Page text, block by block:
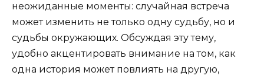
неожиданные моменты: случайная встреча
может изменить не только одну судьбу, но и
судьбы окружающих. Обсуждая эту тему,
удобно акцентировать внимание на том, как
одна история может повлиять на другую,